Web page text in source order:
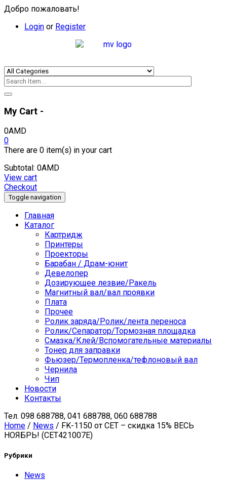
Добро пожаловать!
Login or Register
My Cart -
0AMD
0
There are 0 item(s) in your cart
Subtotal: 0AMD
View cart
Checkout
Toggle navigation
Главная
Каталог
Картридж
Принтеры
Проекторы
Барабан / Драм-юнит
Девелопер
Дозирующее лезвие/Ракель
Магнитный вал/вал проявки
Плата
Прочее
Ролик заряда/Ролик/лента переноса
Ролик/Сепаратор/Тормозная площадка
Смазка/Клей/Вспомогательные материалы
Тонер для заправки
Фьюзер/Термопленка/тефлоновый вал
Чернила
Чип
Новости
Контакты
Тел. 098 688788, 041 688788, 060 688788
Home / News / FK-1150 от СЕТ – скидка 15% ВЕСЬ
НОЯБРЬ! (CET421007E)
Рубрики
News